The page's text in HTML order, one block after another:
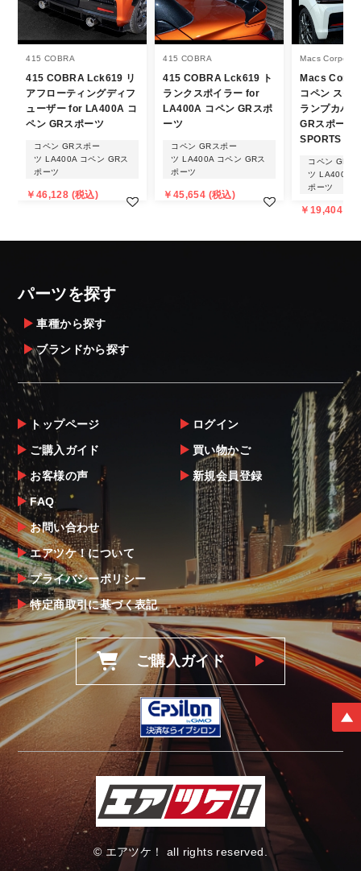
※商品写真は実際の商品とカラーやイメー
ジが若干異なる場合もございます。
商品名や説明等でご確認ください。
発送について
・エアロパーツ・マフラー等の大型商品は、
個人宅への直送・営業所止めができないこと
があることはご了承ください。
また、小さな商品でも、メーカーによって
は個人宅直送・営業所止めが不可の場合がご
・発送先に、塗装・取付店等の業者様をご指
・メーカーによっては、配送先が自動車関連
業者でなければ、配送出来ないことがあるこ
とは予めご了承ください。
お届け商品について
商品到着後は速やかに開封のうえ、中身をご
確認下さい。
当社ならびにメーカーでは販売する商品に万
全を期すよう尽力しておりますが、
万一、商品に不具合があった場合は商品出荷
後5日以内にご連絡をお願いします。
なお、塗装・加工・装着後の交換や返品は、
理由を問わず一切お受けできません。
商品の不具合や状況は写真等をお願いする場
合もございますので、ご協力をお願いしま
す。
明らかに当社またはメーカーに瑕疵が認めら
れる場合（商品誤発送・初期不良・運送破損
等）につきましては、
当社よりメーカー・運送会社へ状況報告・確
認の上、同等品・代替品への交換対応の手配
をさせて頂きます。
尚、やむを得ず同等品・代替品をご用意出来
ない場合はご返金とさせて頂きます。
お客様のお支払い方法に関わらず、ご返金は
銀行振込となりますことを予めご了承下さ
い。
415 COBRA
415 COBRA Lck619 リ
アフローティングディフ
ューザー for LA400A コ
ペン GRスポーツ
コペン GRスポー
ツ LA400A コペン GRス
ポーツ
￥46,128 (税込)
415 COBRA
415 COBRA Lck619 ト
ランクスポイラー for
LA400A コペン GRスポ
ーツ
コペン GRスポー
ツ LA400A コペン GRス
ポーツ
￥45,654 (税込)
Macs
Macs
コペン スモ
ランプカバ
GRスポーツ
SPORTS
コペン GRス
ツ LA400A
ポーツ
￥19,404 (税
パーツを探す
車種から探す
ブランドから探す
トップページ
ご購入ガイド
お客様の声
FAQ
お問い合わせ
エアツケ！について
プライバシーポリシー
特定商取引に基づく表記
ログイン
買い物かご
新規会員登録
ご購入ガイド
© エアツケ！ all rights reserved.